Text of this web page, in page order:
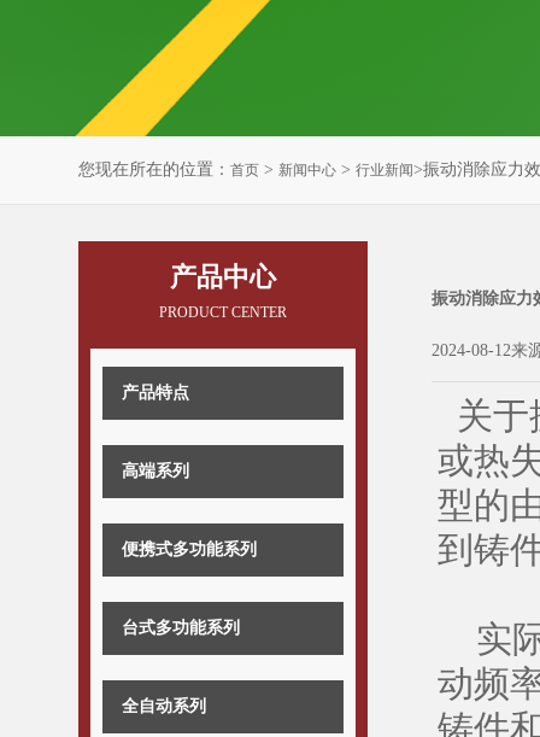
您现在所在的位置： 首页 > 新闻中心 > 行业新闻>振动消除应力
产品中心
PRODUCT CENTER
产品特点
高端系列
便携式多功能系列
台式多功能系列
全自动系列
振动消除应力
2024-08-12来
关于
或热
型的
到铸
实
动频
铸件